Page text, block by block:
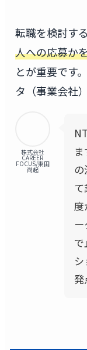
転職を検討する
人への応募か
とが重要です
タ（事業会社
株式会社
CAREER
FOCUS/東田
尚起
度
発